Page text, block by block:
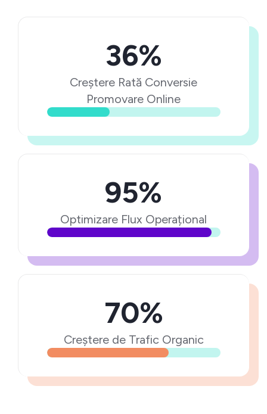
36%
Creștere Rată Conversie
Promovare Online
95%
Optimizare Flux Operațional
70%
Creștere de Trafic Organic